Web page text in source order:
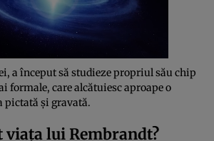
a început să studieze propriul său chip
formale, care alcătuiesc aproape o
pictată și gravată.
viața lui Rembrandt?